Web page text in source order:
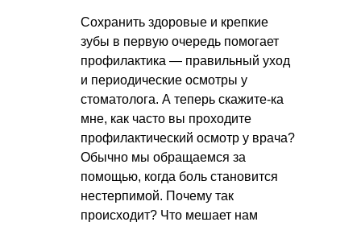
Сохранить здоровые и крепкие
зубы в первую очередь помогает
профилактика — правильный уход
и периодические осмотры у
стоматолога. А теперь скажите-ка
мне, как часто вы проходите
профилактический осмотр у врача?
Обычно мы обращаемся за
помощью, когда боль становится
нестерпимой. Почему так
происходит? Что мешает нам